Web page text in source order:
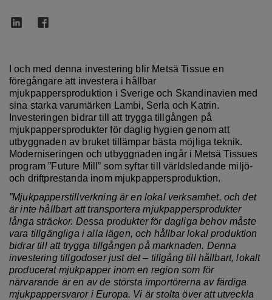
I och med denna investering blir Metsä Tissue en
föregångare att investera i hållbar
mjukpappersproduktion i Sverige och Skandinavien med
sina starka varumärken Lambi, Serla och Katrin.
Investeringen bidrar till att trygga tillgången på
mjukpappersprodukter för daglig hygien genom att
utbyggnaden av bruket tillämpar bästa möjliga teknik.
Moderniseringen och utbyggnaden ingår i Metsä Tissues
program ”Future Mill” som syftar till världsledande miljö-
och driftprestanda inom mjukpappersproduktion.
”Mjukpapperstillverkning är en lokal verksamhet, och det
är inte hållbart att transportera mjukpappersprodukter
långa sträckor. Dessa produkter för dagliga behov måste
vara tillgängliga i alla lägen, och hållbar lokal produktion
bidrar till att trygga tillgången på marknaden. Denna
investering tillgodoser just det – tillgång till hållbart, lokalt
producerat mjukpapper inom en region som för
närvarande ären av de största importörerna av färdiga
mjukpappersvaror i Europa. Vi är stoltaöver att utveckla